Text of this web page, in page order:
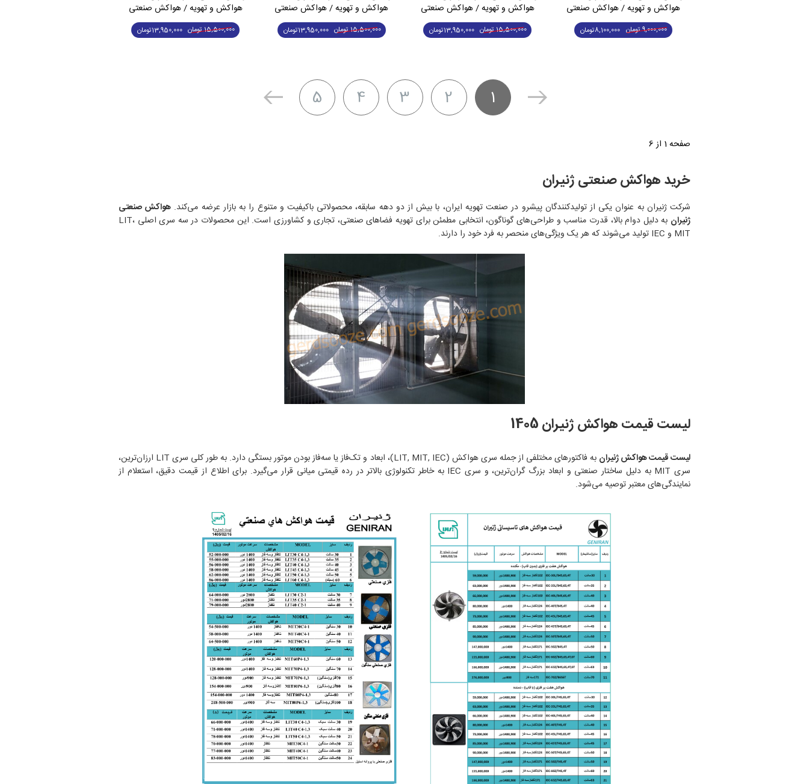
هواکش و تهویه / هواکش صنعتی
9,000,000تومان 8,100,000تومان
هواکش و تهویه / هواکش صنعتی
15,500,000تومان 13,950,000تومان
هواکش و تهویه / هواکش صنعتی
15,500,000تومان 13,950,000تومان
هواکش و تهویه / هواکش صنعتی
15,500,000تومان 13,950,000تومان
1
2
3
4
5
صفحه 1 از 6
خرید هواکش صنعتی ژنیران
شرکت ژنیران به عنوان یکی از تولیدکنندگان پیشرو در صنعت تهویه ایران، با بیش از دو دهه سابقه، محصولاتی باکیفیت و متنوع را به بازار عرضه می‌کند. هواکش صنعتی
ژنیران
به دلیل دوام بالا، قدرت مناسب و طراحی‌های گوناگون، انتخابی مطمئن برای تهویه فضاهای صنعتی، تجاری و کشاورزی است. این محصولات در سه سری اصلی LIT،
MIT و IEC تولید می‌شوند که هر یک ویژگی‌های منحصر به فرد خود را دارند.
لیست قیمت هواکش ژنیران 1405
لیست قیمت هواکش ژنیران
به فاکتورهای مختلفی از جمله سری هواکش (LIT, MIT, IEC)، ابعاد و تک‌فاز یا سه‌فاز بودن موتور بستگی دارد. به طور کلی سری LIT ارزان‌ترین،
سری MIT به دلیل ساختار صنعتی و ابعاد بزرگ گران‌ترین، و سری IEC به خاطر تکنولوژی بالاتر در رده قیمتی میانی قرار می‌گیرد. برای اطلاع از قیمت دقیق، استعلام از
نمایندگی‌های معتبر توصیه می‌شود.